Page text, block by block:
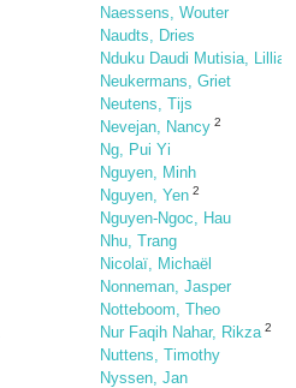
Naessens, Wouter
Naudts, Dries
Nduku Daudi Mutisia, Lillian
Neukermans, Griet
Neutens, Tijs
Nevejan, Nancy 2
Ng, Pui Yi
Nguyen, Minh
Nguyen, Yen 2
Nguyen-Ngoc, Hau
Nhu, Trang
Nicolaï, Michaël
Nonneman, Jasper
Notteboom, Theo
Nur Faqih Nahar, Rikza 2
Nuttens, Timothy
Nyssen, Jan